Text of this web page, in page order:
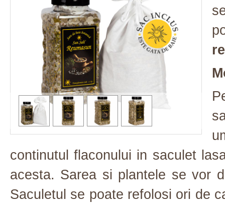
continutul flaconului in saculet
acesta. Sarea si plantele se vor
Saculetul se poate refolosi ori de